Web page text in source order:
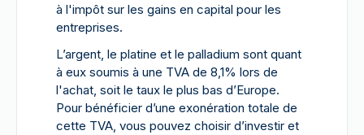
à l'impôt sur les gains en capital pour les
entreprises.
L’argent, le platine et le palladium sont quant
à eux soumis à une TVA de 8,1% lors de
l'achat, soit le taux le plus bas d’Europe.
Pour bénéficier d’une exonération totale de
cette TVA, vous pouvez choisir d’investir et